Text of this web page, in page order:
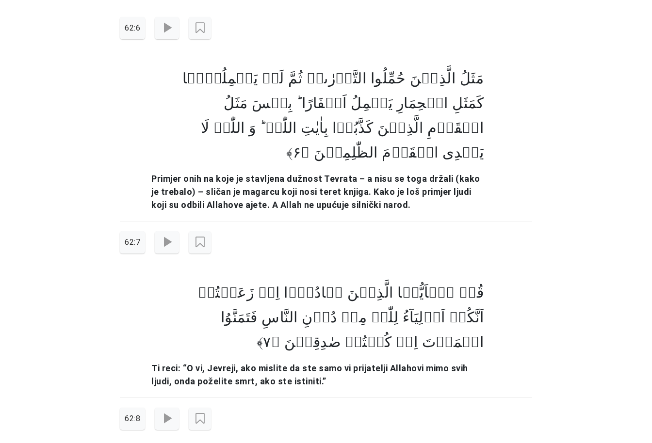
62:6
مَثَلُ الَّذِیۡنَ حُمِّلُوا التَّوۡرٰٮۃَ ثُمَّ لَمۡ یَحۡمِلُوۡہَا
کَمَثَلِ الۡحِمَارِ یَحۡمِلُ اَسۡفَارًا ؕ بِئۡسَ مَثَلُ
الۡقَوۡمِ الَّذِیۡنَ کَذَّبُوۡا بِاٰیٰتِ اللّٰہِ ؕ وَ اللّٰہُ لَا
یَہۡدِی الۡقَوۡمَ الظّٰلِمِیۡنَ ﴿۶﴾
Primjer onih na koje je stavljena dužnost Tevrata – a nisu se toga držali (kako
je trebalo) – sličan je magarcu koji nosi teret knjiga. Kako je loš primjer ljudi
koji su odbili Allahove ajete. A Allah ne upućuje silnički narod.
62:7
قُلۡ یٰۤاَیُّہَا الَّذِیۡنَ ہَادُوۡۤا اِنۡ زَعَمۡتُمۡ
اَنَّکُمۡ اَوۡلِیَآءُ لِلّٰہِ مِنۡ دُوۡنِ النَّاسِ فَتَمَنَّوُا
الۡمَوۡتَ اِنۡ کُنۡتُمۡ صٰدِقِیۡنَ ﴿۷﴾
Ti reci: “O vi, Jevreji, ako mislite da ste samo vi prijatelji Allahovi mimo svih
ljudi, onda poželite smrt, ako ste istiniti.”
62:8